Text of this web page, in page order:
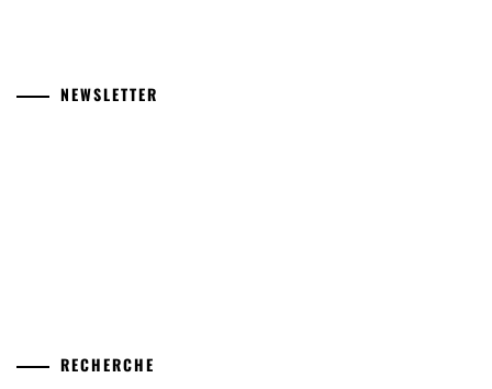
NEWSLETTER
RECHERCHE